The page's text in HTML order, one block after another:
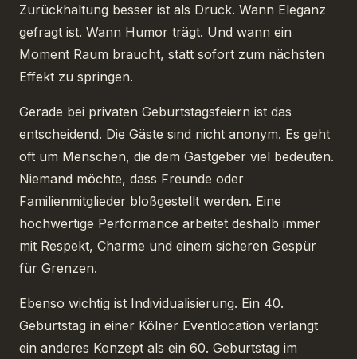
Zurückhaltung besser ist als Druck. Wann Eleganz
gefragt ist. Wann Humor trägt. Und wann ein
Moment Raum braucht, statt sofort zum nächsten
Effekt zu springen.
Gerade bei privaten Geburtstagsfeiern ist das
entscheidend. Die Gäste sind nicht anonym. Es geht
oft um Menschen, die dem Gastgeber viel bedeuten.
Niemand möchte, dass Freunde oder
Familienmitglieder bloßgestellt werden. Eine
hochwertige Performance arbeitet deshalb immer
mit Respekt, Charme und einem sicheren Gespür
für Grenzen.
Ebenso wichtig ist Individualisierung. Ein 40.
Geburtstag in einer Kölner Eventlocation verlangt
ein anderes Konzept als ein 60. Geburtstag im